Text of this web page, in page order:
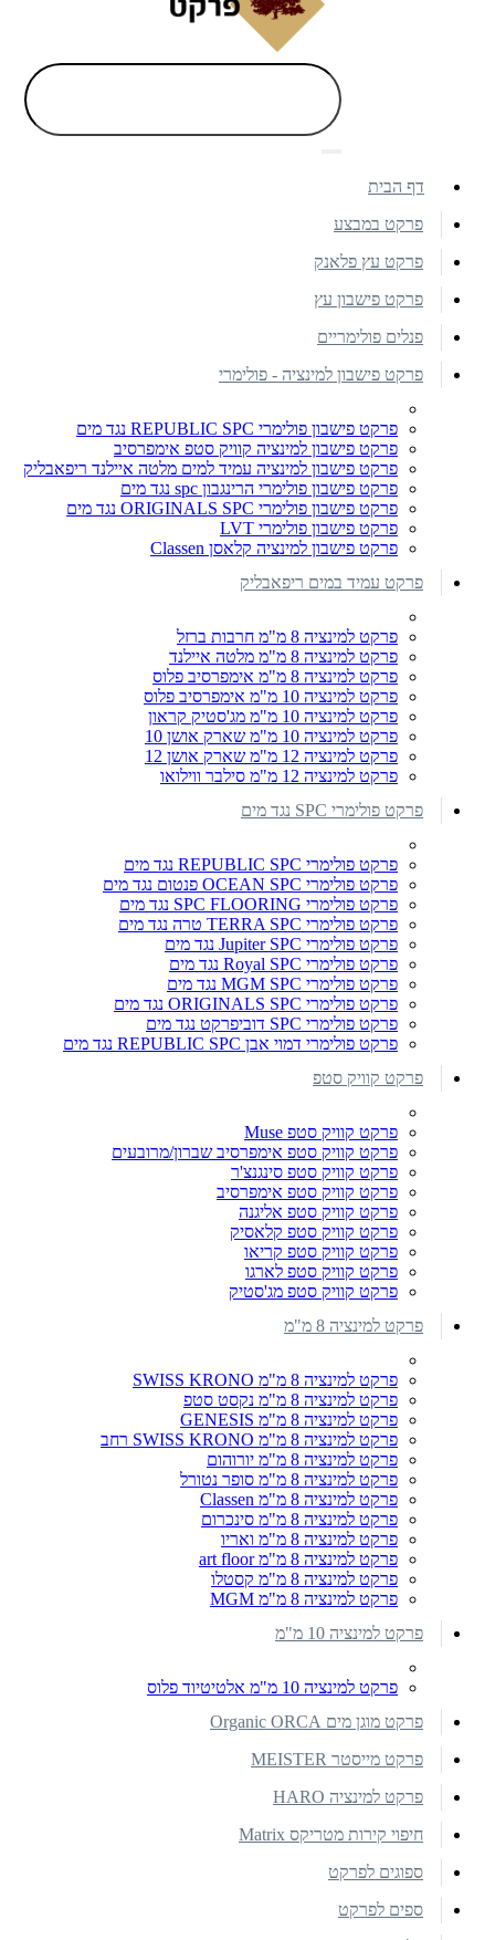
דף הבית
פרקט במבצע
פרקט עץ פלאנק
פרקט פישבון עץ
פנלים פולימריים
פרקט פישבון למינציה - פולימרי
פרקט פישבון פולימרי REPUBLIC SPC נגד מים
פרקט פישבון למינציה קוויק סטפ אימפרסיב
פרקט פישבון למינציה עמיד למים מלטה איילנד ריפאבליק
פרקט פישבון פולימרי הרינגבון spc נגד מים
פרקט פישבון פולימרי ORIGINALS SPC נגד מים
פרקט פישבון פולימרי LVT
פרקט פישבון למינציה קלאסן Classen
פרקט עמיד במים ריפאבליק
פרקט למינציה 8 מ"מ חרבות ברזל
פרקט למינציה 8 מ"מ מלטה איילנד
פרקט למינציה 8 מ"מ אימפרסיב פלוס
פרקט למינציה 10 מ"מ אימפרסיב פלוס
פרקט למינציה 10 מ"מ מג'סטיק קראון
פרקט למינציה 10 מ"מ שארק אושן 10
פרקט למינציה 12 מ"מ שארק אושן 12
פרקט למינציה 12 מ"מ סילבר ווילואו
פרקט פולימרי SPC נגד מים
פרקט פולימרי REPUBLIC SPC נגד מים
פרקט פולימרי OCEAN SPC פנטום נגד מים
פרקט פולימרי SPC FLOORING נגד מים
פרקט פולימרי TERRA SPC טרה נגד מים
פרקט פולימרי Jupiter SPC נגד מים
פרקט פולימרי Royal SPC נגד מים
פרקט פולימרי MGM SPC נגד מים
פרקט פולימרי ORIGINALS SPC נגד מים
פרקט פולימרי SPC דוביפרקט נגד מים
פרקט פולימרי דמוי אבן REPUBLIC SPC נגד מים
פרקט קוויק סטפ
פרקט קוויק סטפ Muse
פרקט קוויק סטפ אימפרסיב שברון/מרובעים
פרקט קוויק סטפ סינגנצ'ר
פרקט קוויק סטפ אימפרסיב
פרקט קוויק סטפ אליגנה
פרקט קוויק סטפ קלאסיק
פרקט קוויק סטפ קריאו
פרקט קוויק סטפ לארגו
פרקט קוויק סטפ מג'סטיק
פרקט למינציה 8 מ"מ
פרקט למינציה 8 מ"מ SWISS KRONO
פרקט למינציה 8 מ"מ נקסט סטפ
פרקט למינציה 8 מ"מ GENESIS
פרקט למינציה 8 מ"מ SWISS KRONO רחב
פרקט למינציה 8 מ"מ יורוהום
פרקט למינציה 8 מ"מ סופר נטורל
פרקט למינציה 8 מ"מ Classen
פרקט למינציה 8 מ"מ סינכרום
פרקט למינציה 8 מ"מ ואריו
פרקט למינציה 8 מ"מ art floor
פרקט למינציה 8 מ"מ קסטלו
פרקט למינציה 8 מ"מ MGM
פרקט למינציה 10 מ"מ
פרקט למינציה 10 מ"מ אלטיטיוד פלוס
פרקט מוגן מים Organic ORCA
פרקט מייסטר MEISTER
פרקט למינציה HARO
חיפוי קירות מטריקס Matrix
ספוגים לפרקט
ספים לפרקט